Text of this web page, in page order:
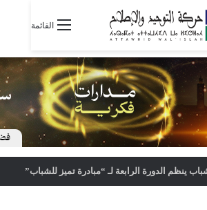
القائمة
ينظم الدورة الرابعة لـ “مبادرة تميز للشباب”